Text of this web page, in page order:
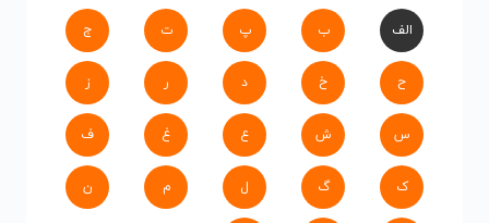
الف ب پ ت ج
ح خ د ر ز
س ش ع غ ف
ک گ ل م ن